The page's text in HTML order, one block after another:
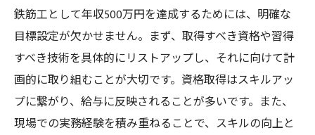
鉄筋工として年収500万円を達成するためには、明確な
目標設定が欠かせません。まず、取得すべき資格や習得
すべき技術を具体的にリストアップし、それに向けて計
画的に取り組むことが大切です。資格取得はスキルアッ
プに繋がり、給与に反映されることが多いです。また、
現場での実務経験を積み重ねることで、スキルの向上と